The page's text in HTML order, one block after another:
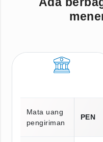
Mata uang
pengiriman
PEN